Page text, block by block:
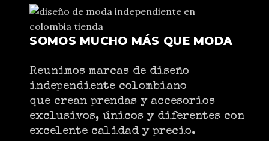
SOMOS MUCHO MÁS QUE MODA
Reunimos marcas de diseño
independiente colombiano
que crean prendas y accesorios
exclusivos, únicos y diferentes con
excelente calidad y precio.